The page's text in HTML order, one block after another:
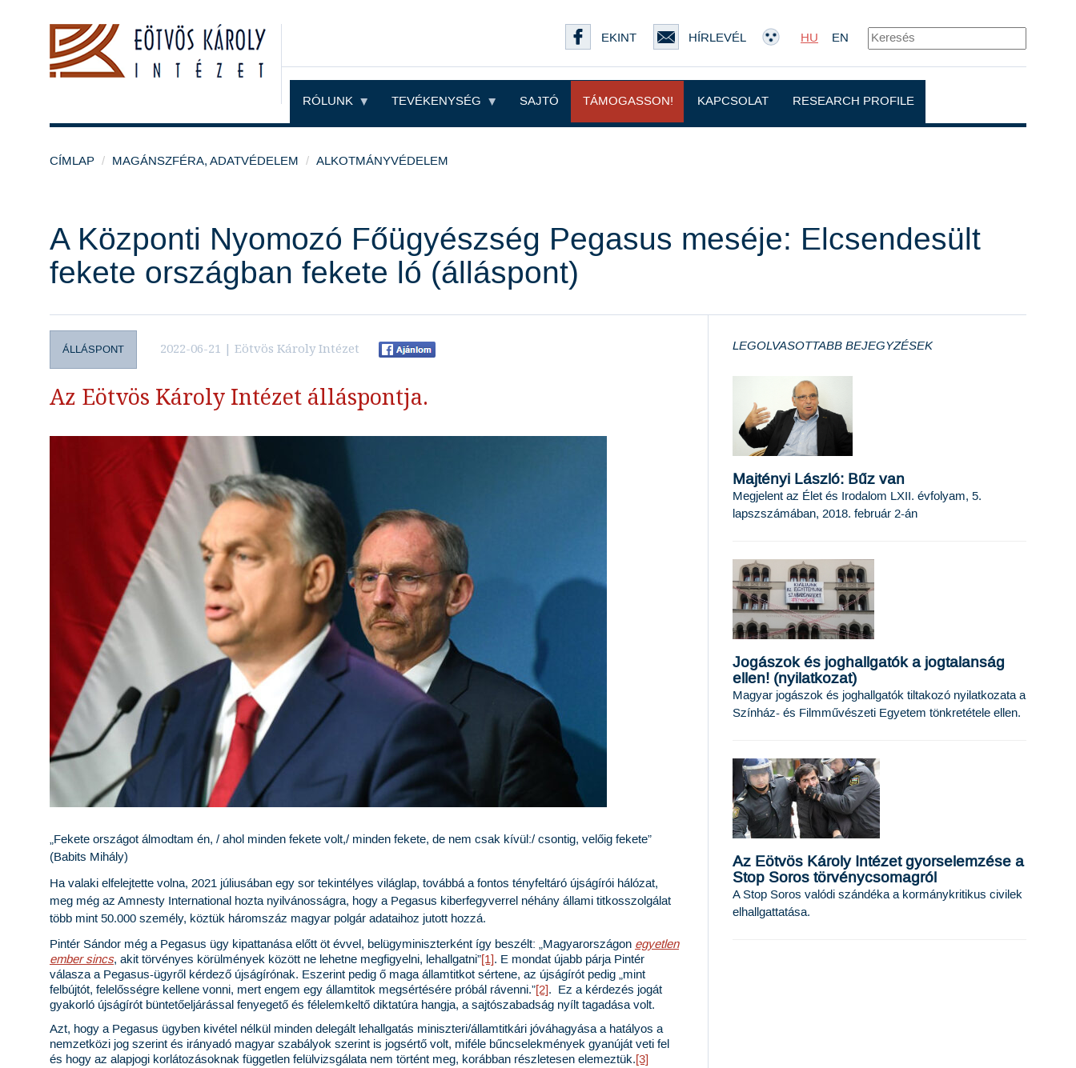
EKINT HÍRLEVÉL HU EN
RÓLUNK TEVÉKENYSÉG SAJTÓ TÁMOGASSON! KAPCSOLAT RESEARCH PROFILE
CÍMLAP MAGÁNSZFÉRA, ADATVÉDELEM ALKOTMÁNYVÉDELEM
A Központi Nyomozó Főügyészség Pegasus meséje: Elcsendesült
fekete országban fekete ló (álláspont)
ÁLLÁSPONT 2022-06-21 | Eötvös Károly Intézet
Az Eötvös Károly Intézet álláspontja.
„Fekete országot álmodtam én, / ahol minden fekete volt,/ minden fekete, de nem csak kívül:/ csontig, velőig fekete”
(Babits Mihály)
Ha valaki elfelejtette volna, 2021 júliusában egy sor tekintélyes világlap, továbbá a fontos tényfeltáró újságírói hálózat,
meg még az Amnesty International hozta nyilvánosságra, hogy a Pegasus kiberfegyverrel néhány állami titkosszolgálat
több mint 50.000 személy, köztük háromszáz magyar polgár adataihoz jutott hozzá.
Pintér Sándor még a Pegasus ügy kipattanása előtt öt évvel, belügyminiszterként így beszélt: „Magyarországon egyetlen
ember sincs, akit törvényes körülmények között ne lehetne megfigyelni, lehallgatni”[1]. E mondat újabb párja Pintér
válasza a Pegasus-ügyről kérdező újságírónak. Eszerint pedig ő maga államtitkot sértene, az újságírót pedig „mint
felbújtót, felelősségre kellene vonni, mert engem egy államtitok megsértésére próbál rávenni.”[2]. Ez a kérdezés jogát
gyakorló újságírót büntetőeljárással fenyegető és félelemkeltő diktatúra hangja, a sajtószabadság nyílt tagadása volt.
Azt, hogy a Pegasus ügyben kivétel nélkül minden delegált lehallgatás miniszteri/államtitkári jóváhagyása a hatályos a
nemzetközi jog szerint és irányadó magyar szabályok szerint is jogsértő volt, miféle bűncselekmények gyanúját veti fel
és hogy az alapjogi korlátozásoknak független felülvizsgálata nem történt meg, korábban részletesen elemeztük.[3]
LEGOLVASOTTABB BEJEGYZÉSEK
Majtényi László: Bűz van
Megjelent az Élet és Irodalom LXII. évfolyam, 5.
lapszszámában, 2018. február 2-án
Jogászok és joghallgatók a jogtalanság
ellen! (nyilatkozat)
Magyar jogászok és joghallgatók tiltakozó nyilatkozata a
Színház- és Filmművészeti Egyetem tönkretétele ellen.
Az Eötvös Károly Intézet gyorselemzése a
Stop Soros törvénycsomagról
A Stop Soros valódi szándéka a kormánykritikus civilek
elhallgattatása.